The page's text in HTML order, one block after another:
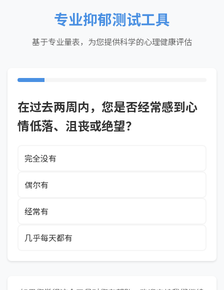
专业抑郁测试工具
基于专业量表，为您提供科学的心理健康评估
在过去两周内，您是否经常感到心
情低落、沮丧或绝望？
完全没有
偶尔有
经常有
几乎每天都有